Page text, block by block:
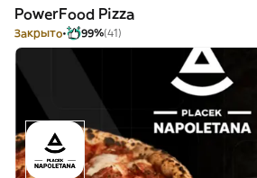
PowerFood Pizza
Закрыто 99%(41)